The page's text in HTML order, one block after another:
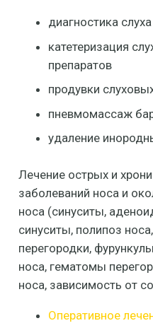
диагностика слуха
катетеризация
препаратов
продувки
пневмомассаж
удаление
Лечение острых и
заболеваний носа и
носа (синуситы,
синуситы, полипоз
перегородки,
носа, гематомы
носа, зависимость от
Оперативное